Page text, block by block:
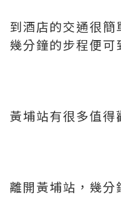
到酒店的交通很簡
幾分鐘的步程便可